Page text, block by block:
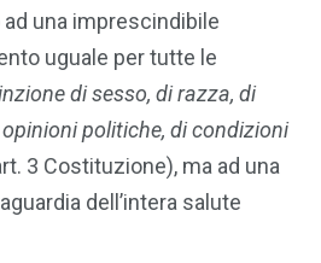
una imprescindibile
uguale per tutte le
di sesso, di razza, di
politiche, di condizioni
3 Costituzione), ma ad una
dell’intera salute